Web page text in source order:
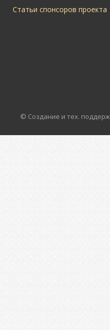
Статьи спонсоров проекта
© Создание и тех.